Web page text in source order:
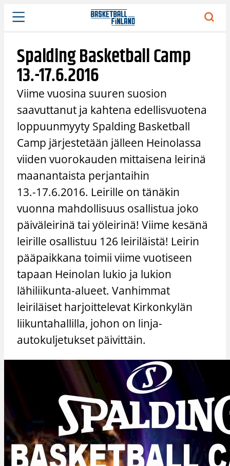
Siirry
sisältöön
Spalding Basketball Camp
13.-17.6.2016
Viime vuosina suuren suosion
saavuttanut ja kahtena edellisvuotena
loppuunmyyty Spalding Basketball
Camp järjestetään jälleen Heinolassa
viiden vuorokauden mittaisena leirinä
maanantaista perjantaihin
13.-17.6.2016. Leirille on tänäkin
vuonna mahdollisuus osallistua joko
päiväleirinä tai yöleirinä! Viime kesänä
leirille osallistuu 126 leiriläistä! Leirin
pääpaikkana toimii viime vuotiseen
tapaan Heinolan lukio ja lukion
lähiliikunta-alueet. Vanhimmat
leiriläiset harjoittelevat Kirkonkylän
liikuntahallilla, johon on linja-
autokuljetukset päivittäin.